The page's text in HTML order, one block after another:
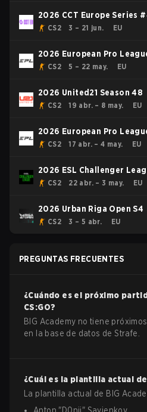
2026 CCT Europe Series
CS2 3 – 21 jun. EU
2026 European Pro
CS2 5 – 22 may. EU
2026 United21 Season 48
CS2 19 abr. – 8 may. EU
2026 European Pro
CS2 17 abr. – 4 may. EU
2026 ESL Challenger
- Cup #4
CS2 22 abr. – 3 may. EU
2026 Urban Riga Open S4
CS2 3 – 5 abr. EU
PREGUNTAS FRECUENTES
¿Cuándo es el próximo
CS:GO?
BIG Academy no tiene
en la base de datos de Strafe.
¿Cuál es la plantilla actual de
La plantilla actual de BIG